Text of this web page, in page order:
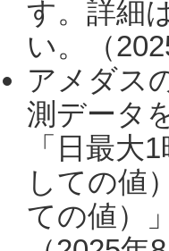
す。詳細
い。（
アメダス
測データ
「日最大
しての値
ての値）